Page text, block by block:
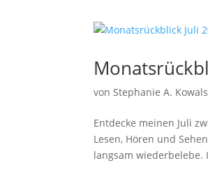
vonStephanie A.
Entdecke meinen Juli
Lesen, Hören und
langsam